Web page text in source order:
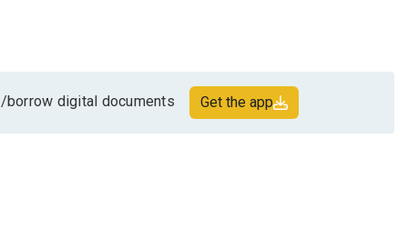
borrow digital documents Get the app